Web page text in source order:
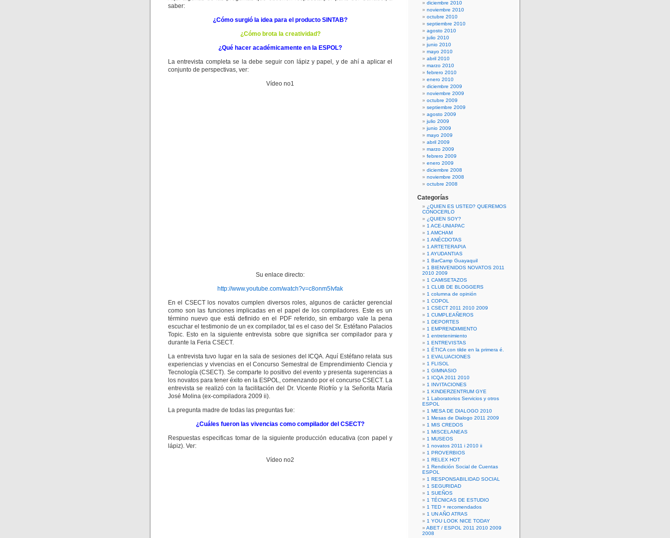
saber:
¿Cómo surgió la idea para el producto SINTAB?
¿Cómo brota la creatividad?
¿Qué hacer académicamente en la ESPOL?
La entrevista completa se la debe seguir con lápiz y papel, y de ahí a aplicar el
conjunto de perspectivas, ver:
Vídeo no1
Su enlace directo:
http://www.youtube.com/watch?v=c8onm5Ivfak
En el CSECT los novatos cumplen diversos roles, algunos de carácter gerencial
como son las funciones implicadas en el papel de los compiladores. Este es un
término nuevo que está definido en el PDF referido, sin embargo vale la pena
escuchar el testimonio de un ex compilador, tal es el caso del Sr. Estéfano Palacios
Topic. Esto en la siguiente entrevista sobre que significa ser compilador para y
durante la Feria CSECT.
La entrevista tuvo lugar en la sala de sesiones del ICQA. Aquí Estéfano relata sus
experiencias y vivencias en el Concurso Semestral de Emprendimiento Ciencia y
Tecnología (CSECT). Se comparte lo positivo del evento y presenta sugerencias a
los novatos para tener éxito en la ESPOL, comenzando por el concurso CSECT. La
entrevista se realizó con la facilitación del Dr. Vicente Riofrío y la Señorita María
José Molina (ex-compiladora 2009 ii).
La pregunta madre de todas las preguntas fue:
¿Cuáles fueron las vivencias como compilador del CSECT?
Respuestas especificas tomar de la siguiente producción educativa (con papel y
lápiz). Ver:
Vídeo no2
diciembre 2010
noviembre 2010
octubre 2010
septiembre 2010
agosto 2010
julio 2010
junio 2010
mayo 2010
abril 2010
marzo 2010
febrero 2010
enero 2010
diciembre 2009
noviembre 2009
octubre 2009
septiembre 2009
agosto 2009
julio 2009
junio 2009
mayo 2009
abril 2009
marzo 2009
febrero 2009
enero 2009
diciembre 2008
noviembre 2008
octubre 2008
Categorías
¿QUIEN ES USTED? QUEREMOS
CONOCERLO
¿QUIEN SOY?
1 ACE-UNIAPAC
1 AMCHAM
1 ANÉCDOTAS
1 ARTETERAPIA
1 AYUDANTIAS
1 BarCamp Guayaquil
1 BIENVENIDOS NOVATOS 2011
2010 2009
1 CAMISETAZOS
1 CLUB DE BLOGGERS
1 columna de opinión
1 COPOL
1 CSECT 2011 2010 2009
1 CUMPLEAÑEROS
1 DEPORTES
1 EMPRENDIMIENTO
1 entretenimiento
1 ENTREVISTAS
1 ÉTICA con tilde en la primera é.
1 EVALUACIONES
1 FLISOL
1 GIMNASIO
1 ICQA 2011 2010
1 INVITACIONES
1 KINDERZENTRUM GYE
1 Laboratorios Servicios y otros
ESPOL
1 MESA DE DIALOGO 2010
1 Mesas de Dialogo 2011 2009
1 MIS CREDOS
1 MISCELANEAS
1 MUSEOS
1 novatos 2011 i 2010 ii
1 PROVERBIOS
1 RELEX HOT
1 Rendición Social de Cuentas
ESPOL
1 RESPONSABILIDAD SOCIAL
1 SEGURIDAD
1 SUEÑOS
1 TÉCNICAS DE ESTUDIO
1 TED + recomendados
1 UN AÑO ATRAS
1 YOU LOOK NICE TODAY
ABET / ESPOL 2011 2010 2009
2008